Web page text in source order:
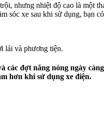
nhưng nhiệt độ cao là một
sóc xe sau khi sử dụng, bạn
lái và phương tiện.
các đợt nắng nóng ngày
hơn khi sử dụng xe điện.